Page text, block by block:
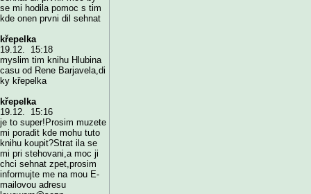
se mi hodila pomoc s tim
kde onen prvni dil sehnat
křepelka
19.12. 15:18
myslim tim knihu Hlubina
casu od Rene Barjavela,di
ky křepelka
křepelka
19.12. 15:16
je to super!Prosim muzete
mi poradit kde mohu tuto
knihu koupit?Strat ila se
mi pri stehovani,a moc ji
chci sehnat zpet,prosim
informujte me na mou E-
mailovou adresu